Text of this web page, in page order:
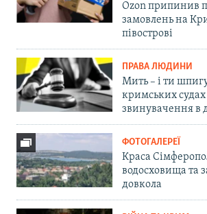
Ozon припинив
замовлень на
півострові
ПРАВА ЛЮДИНИ
Мить – і ти
кримських судах
звинувачення в
ФОТОГАЛЕРЕЇ
Краса
водосховища та
довкола